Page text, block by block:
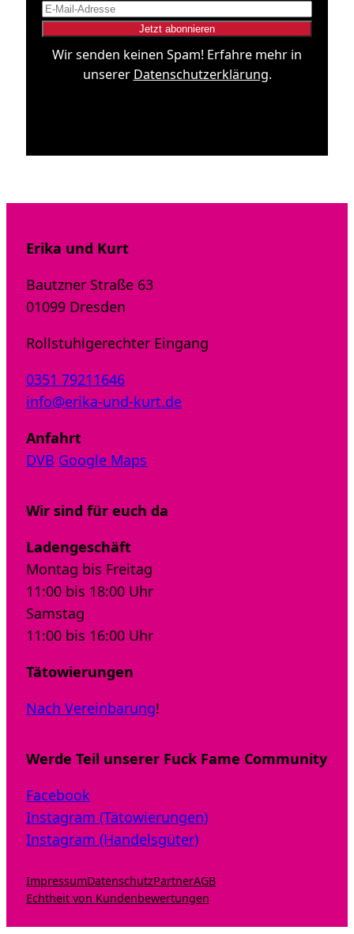
Wir senden keinen Spam! Erfahre mehr in
unserer Datenschutzerklärung.
Erika und Kurt
Bautzner Straße 63
01099 Dresden
Rollstuhlgerechter Eingang
0351 79211646
info@erika-und-kurt.de
Anfahrt
DVB Google Maps
Wir sind für euch da
Ladengeschäft
Montag bis Freitag
11:00 bis 18:00 Uhr
Samstag
11:00 bis 16:00 Uhr
Tätowierungen
Nach Vereinbarung!
Werde Teil unserer Fuck Fame Community
Facebook
Instagram (Tätowierungen)
Instagram (Handelsgüter)
ImpressumDatenschutzPartnerAGB
Echtheit von Kundenbewertungen